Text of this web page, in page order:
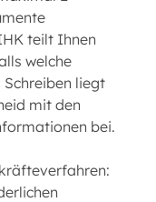
teilt Ihnen
welche
liegt
mit den
bei.